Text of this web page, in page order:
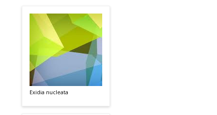
Exidia nucleata